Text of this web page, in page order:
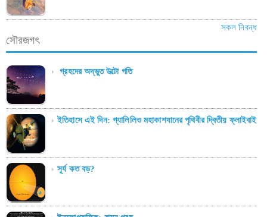
সকল নিবন্ধ
সৌরজগৎ
গ্রহদের অদ্ভুত উল্টো গতি
ইতিহাসে এই দিন: গ্যালিলিও মহাকাশযানের পৃথিবীর দ্বিতীয় ফ্লাইবাই
সূর্য কত বড়?